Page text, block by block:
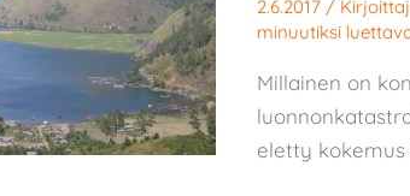
2.6.2017 /
minuutiksi
Millainen on
eletty kokemus